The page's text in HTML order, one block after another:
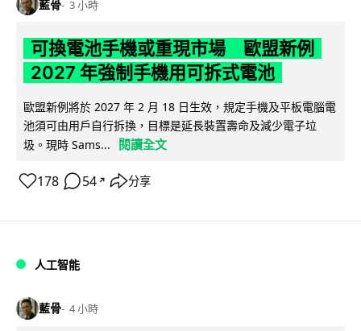
藍骨 3 小時
可換電池手機或重現市場 歐盟新例
2027 年強制手機用可拆式電池
歐盟新例將於 2027 年 2 月 18 日生效，規定手機及平板電腦電
池須可由用戶自行拆換，目標是延長裝置壽命及減少電子垃
圾。現時 Sams...
閱讀全文
178 54 ↗ 分享
人工智能
藍骨 4 小時